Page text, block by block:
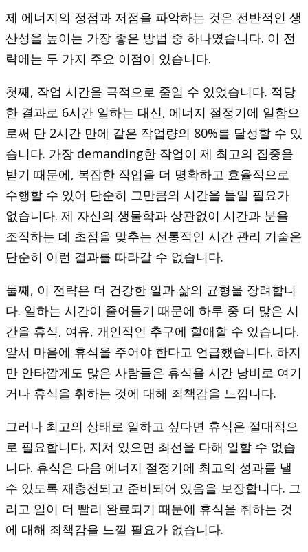
제 에너지의 정점과 저점을 파악하는 것은 전반적인 생
산성을 높이는 가장 좋은 방법 중 하나였습니다. 이 전
략에는 두 가지 주요 이점이 있습니다.
첫째, 작업 시간을 극적으로 줄일 수 있었습니다. 적당
한 결과로 6시간 일하는 대신, 에너지 절정기에 일함으
로써 단 2시간 만에 같은 작업량의 80%를 달성할 수 있
습니다. 가장 demanding한 작업이 제 최고의 집중을
받기 때문에, 복잡한 작업을 더 명확하고 효율적으로
수행할 수 있어 단순히 그만큼의 시간을 들일 필요가
없습니다. 제 자신의 생물학과 상관없이 시간과 분을
조직하는 데 초점을 맞추는 전통적인 시간 관리 기술은
단순히 이런 결과를 따라갈 수 없습니다.
둘째, 이 전략은 더 건강한 일과 삶의 균형을 장려합니
다. 일하는 시간이 줄어들기 때문에 하루 중 더 많은 시
간을 휴식, 여유, 개인적인 추구에 할애할 수 있습니다.
앞서 마음에 휴식을 주어야 한다고 언급했습니다. 하지
만 안타깝게도 많은 사람들은 휴식을 시간 낭비로 여기
거나 휴식을 취하는 것에 대해 죄책감을 느낍니다.
그러나 최고의 상태로 일하고 싶다면 휴식은 절대적으
로 필요합니다. 지쳐 있으면 최선을 다해 일할 수 없습
니다. 휴식은 다음 에너지 절정기에 최고의 성과를 낼
수 있도록 재충전되고 준비되어 있음을 보장합니다. 그
리고 일이 더 빨리 완료되기 때문에 휴식을 취하는 것
에 대해 죄책감을 느낄 필요가 없습니다.